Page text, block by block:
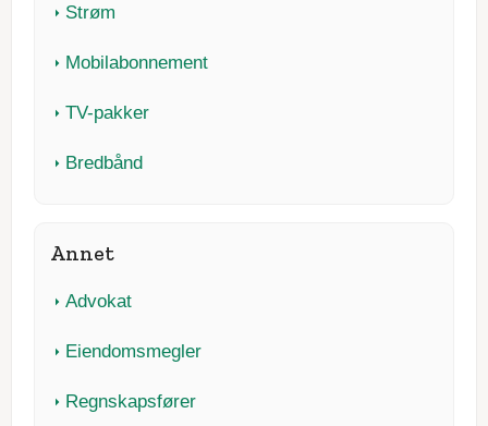
Strøm
Mobilabonnement
TV-pakker
Bredbånd
Annet
Advokat
Eiendomsmegler
Regnskapsfører